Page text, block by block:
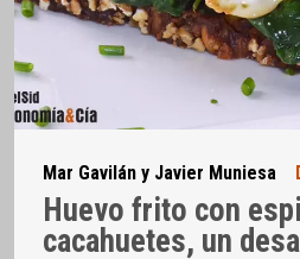
Mar Gavilán y Javier Muniesa
Huevo frito con
cacahuetes, un